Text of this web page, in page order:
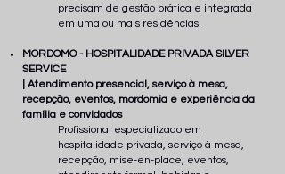
precisam de gestão prática e integrada
em uma ou mais residências.
MORDOMO - HOSPITALIDADE PRIVADA SILVER
SERVICE
| Atendimento presencial, serviço à mesa,
recepção, eventos, mordomia e experiência da
família e convidados
Profissional especializado em
hospitalidade privada, serviço à mesa,
recepção, mise-en-place, eventos,